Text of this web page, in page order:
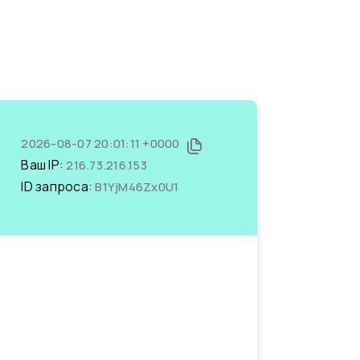
2026-08-07 20:01:11 +0000
Ваш IP:216.73.216.153
ID запроса:B1YjM46Zx0U1